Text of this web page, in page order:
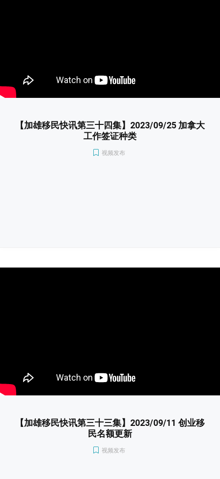
【加雄移民快讯第三十四集】2023/09/25 加拿大
工作签证种类
视频发布
【加雄移民快讯第三十三集】2023/09/11 创业移
民名额更新
视频发布